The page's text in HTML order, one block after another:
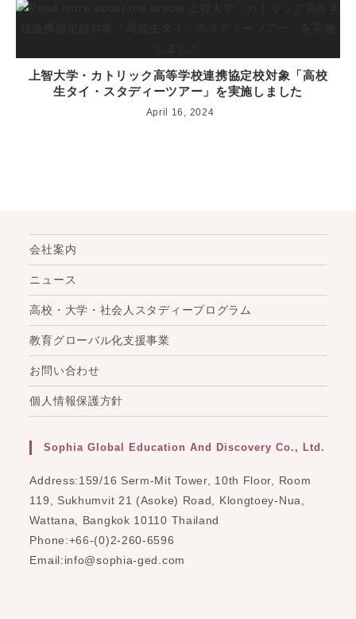
上智大学・カトリック高等学校連携協定校対象「高校
生タイ・スタディーツアー」を実施しました
April 16, 2024
会社案内
ニュース
高校・大学・社会人スタディープログラム
教育グローバル化支援事業
お問い合わせ
個人情報保護方針
Sophia Global Education And Discovery Co., Ltd.
Address:159/16 Serm-Mit Tower, 10th Floor, Room
119, Sukhumvit 21 (Asoke) Road, Klongtoey-Nua,
Wattana, Bangkok 10110 Thailand
Phone:+66-(0)2-260-6596
Email:info@sophia-ged.com